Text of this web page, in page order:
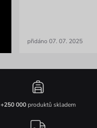
přidáno 07. 07. 2025
+250 000produktů skladem